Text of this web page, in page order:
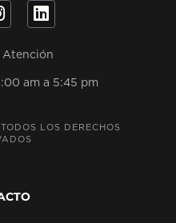
Atención
am a 5:45 pm
LOS DERECHOS